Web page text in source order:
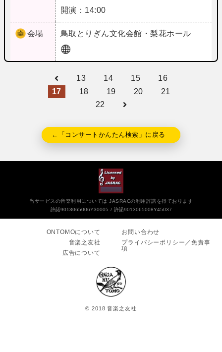
開演：14:00
会場 鳥取 とりぎん文化会館・梨花ホール
13 14 15
16
17
18 19 20
21
22
←「コンサートかんたん検索」に戻る
当サービスの音楽利用については JASRACの利用許諾を得ております
許諾9013065006Y30005
許諾9013065008Y45037
ONTOMOについて
音楽之友社
広告について
お問い合わせ
プライバシーポリシー／免責事
項
© 2018 音楽之友社